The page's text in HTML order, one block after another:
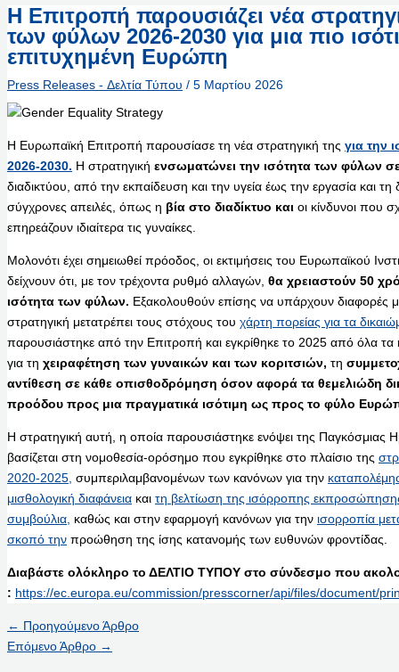
Η Επιτροπή παρουσιάζει νέα
των φύλων 2026-2030 για μια πιο
επιτυχημένη Ευρώπη
Press Releases - Δελτία Τύπου / 5 Μαρτίου 2026
Η Ευρωπαϊκή Επιτροπή παρουσίασε τη νέα στρατηγική της για την
2026-2030. Η στρατηγική ενσωματώνει την ισότητα των φύλων
διαδικτύου, από την εκπαίδευση και την υγεία έως την εργασία και τη
σύγχρονες απειλές, όπως η βία στο διαδίκτυο και οι κίνδυνοι που
επηρεάζουν ιδιαίτερα τις γυναίκες.
Μολονότι έχει σημειωθεί πρόοδος, οι εκτιμήσεις του Ευρωπαϊκού
δείχνουν ότι, με τον τρέχοντα ρυθμό αλλαγών, θα χρειαστούν 50
ισότητα των φύλων. Εξακολουθούν επίσης να υπάρχουν διαφορές
στρατηγική μετατρέπει τους στόχους του χάρτη πορείας για τα
παρουσιάστηκε από την Επιτροπή και εγκρίθηκε το 2025 από όλα τα
για τη χειραφέτηση των γυναικών και των κοριτσιών, τη
αντίθεση σε κάθε οπισθοδρόμηση όσον αφορά τα θεμελιώδη
προόδου προς μια πραγματικά ισότιμη ως προς το φύλο
Η στρατηγική αυτή, η οποία παρουσιάστηκε ενόψει της Παγκόσμιας
βασίζεται στη νομοθεσία-ορόσημο που εγκρίθηκε στο πλαίσιο της
2020-2025, συμπεριλαμβανομένων των κανόνων για την
μισθολογική διαφάνεια και τη βελτίωση της ισόρροπης εκπροσώπησης
συμβούλια, καθώς και στην εφαρμογή κανόνων για την ισορροπία
σκοπό την προώθηση της ίσης κατανομής των ευθυνών φροντίδας.
Διαβάστε ολόκληρο το ΔΕΛΤΙΟ ΤΥΠΟΥ στο σύνδεσμο που
: https://ec.europa.eu/commission/presscorner/api/files/document/
← Προηγούμενο Άρθρο
Επόμενο Άρθρο →